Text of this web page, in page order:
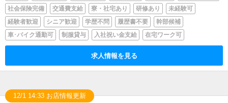
社会保険完備
交通費支給 寮・社宅あり 研修あり
未経験可
経験者歓迎
シニア歓迎 学歴不問 履歴書不要
幹部候補
車･バイク通勤可
制服貸与 入社祝い金支給 在宅ワーク可
求人情報を見る
12/1 14:33 お店情報更新